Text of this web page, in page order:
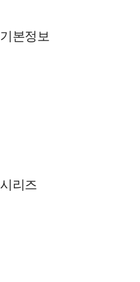
기본정보
시리즈